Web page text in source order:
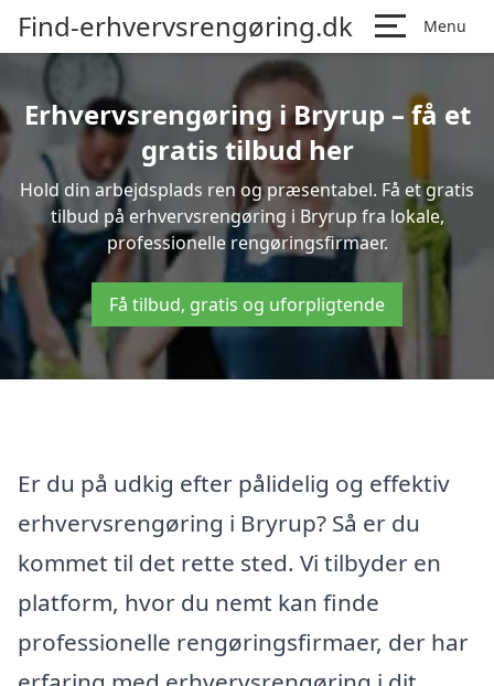
Find-erhvervsrengøring.dk Menu
Erhvervsrengøring i Bryrup – få et
gratis tilbud her
Hold din arbejdsplads ren og præsentabel. Få et gratis
tilbud på erhvervsrengøring i Bryrup fra lokale,
professionelle rengøringsfirmaer.
Få tilbud, gratis og uforpligtende
Er du på udkig efter pålidelig og effektiv
erhvervsrengøring i Bryrup? Så er du
kommet til det rette sted. Vi tilbyder en
platform, hvor du nemt kan finde
professionelle rengøringsfirmaer, der har